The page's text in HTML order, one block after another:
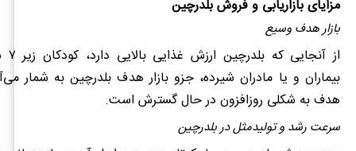
مزایای بازاریابی و فروش بلدرچین
بازار هدف وسیع
بیماران و یا مادران شیرده، جزو بازار هدف بلدرچین به ‌شمار
هدف به شکلی روزافزون در حال گسترش است.
سرعت رشد و تولیدمثل در بلدرچین